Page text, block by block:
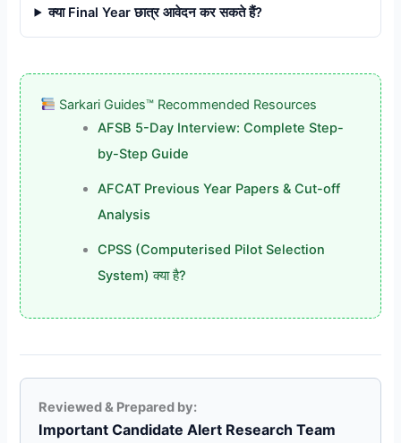
क्या Final Year छात्र आवेदन कर सकते हैं?
Sarkari Guides™ Recommended Resources
AFSB 5-Day Interview: Complete Step-
by-Step Guide
AFCAT Previous Year Papers & Cut-off
Analysis
CPSS (Computerised Pilot Selection
System) क्या है?
Reviewed & Prepared by:
Important Candidate Alert Research Team